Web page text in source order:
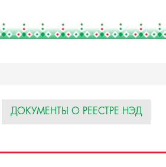
ДОКУМЕНТЫ О РЕЕСТРЕ НЭД